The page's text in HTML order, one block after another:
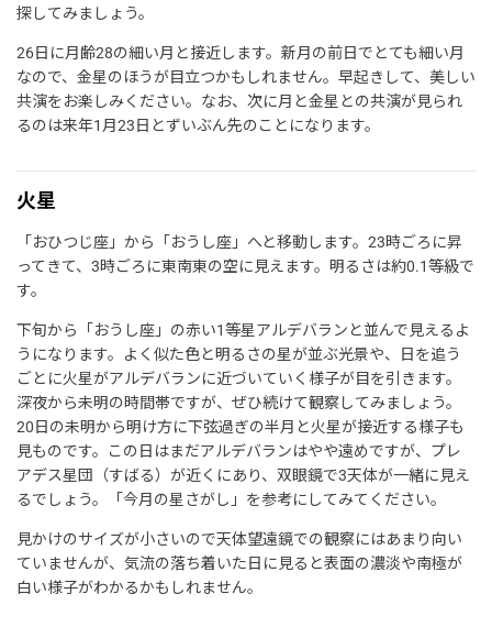
探してみましょう。
26日に月齢28の細い月と接近します。新月の前日でとても細い月
なので、金星のほうが目立つかもしれません。早起きして、美しい
共演をお楽しみください。なお、次に月と金星との共演が見られ
るのは来年1月23日とずいぶん先のことになります。
火星
「おひつじ座」から「おうし座」へと移動します。23時ごろに昇
ってきて、3時ごろに東南東の空に見えます。明るさは約0.1等級で
す。
下旬から「おうし座」の赤い1等星アルデバランと並んで見えるよ
うになります。よく似た色と明るさの星が並ぶ光景や、日を追う
ごとに火星がアルデバランに近づいていく様子が目を引きます。
深夜から未明の時間帯ですが、ぜひ続けて観察してみましょう。
20日の未明から明け方に下弦過ぎの半月と火星が接近する様子も
見ものです。この日はまだアルデバランはやや遠めですが、プレ
アデス星団（すばる）が近くにあり、双眼鏡で3天体が一緒に見え
るでしょう。「今月の星さがし」を参考にしてみてください。
見かけのサイズが小さいので天体望遠鏡での観察にはあまり向い
ていませんが、気流の落ち着いた日に見ると表面の濃淡や南極が
白い様子がわかるかもしれません。